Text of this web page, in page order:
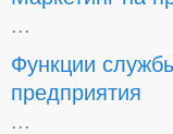
...
Функции
предприятия
...